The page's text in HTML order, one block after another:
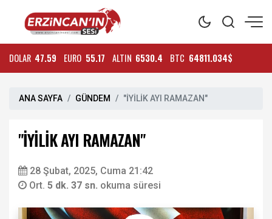
DOLAR 47.59 EURO 55.17 ALTIN 6530.4 BTC 64811.034$
ANA SAYFA GÜNDEM "İYİLİK AYI RAMAZAN"
"İYİLİK AYI RAMAZAN"
28 Şubat, 2025, Cuma 21:42
Ort. 5 dk. 37 sn. okuma süresi